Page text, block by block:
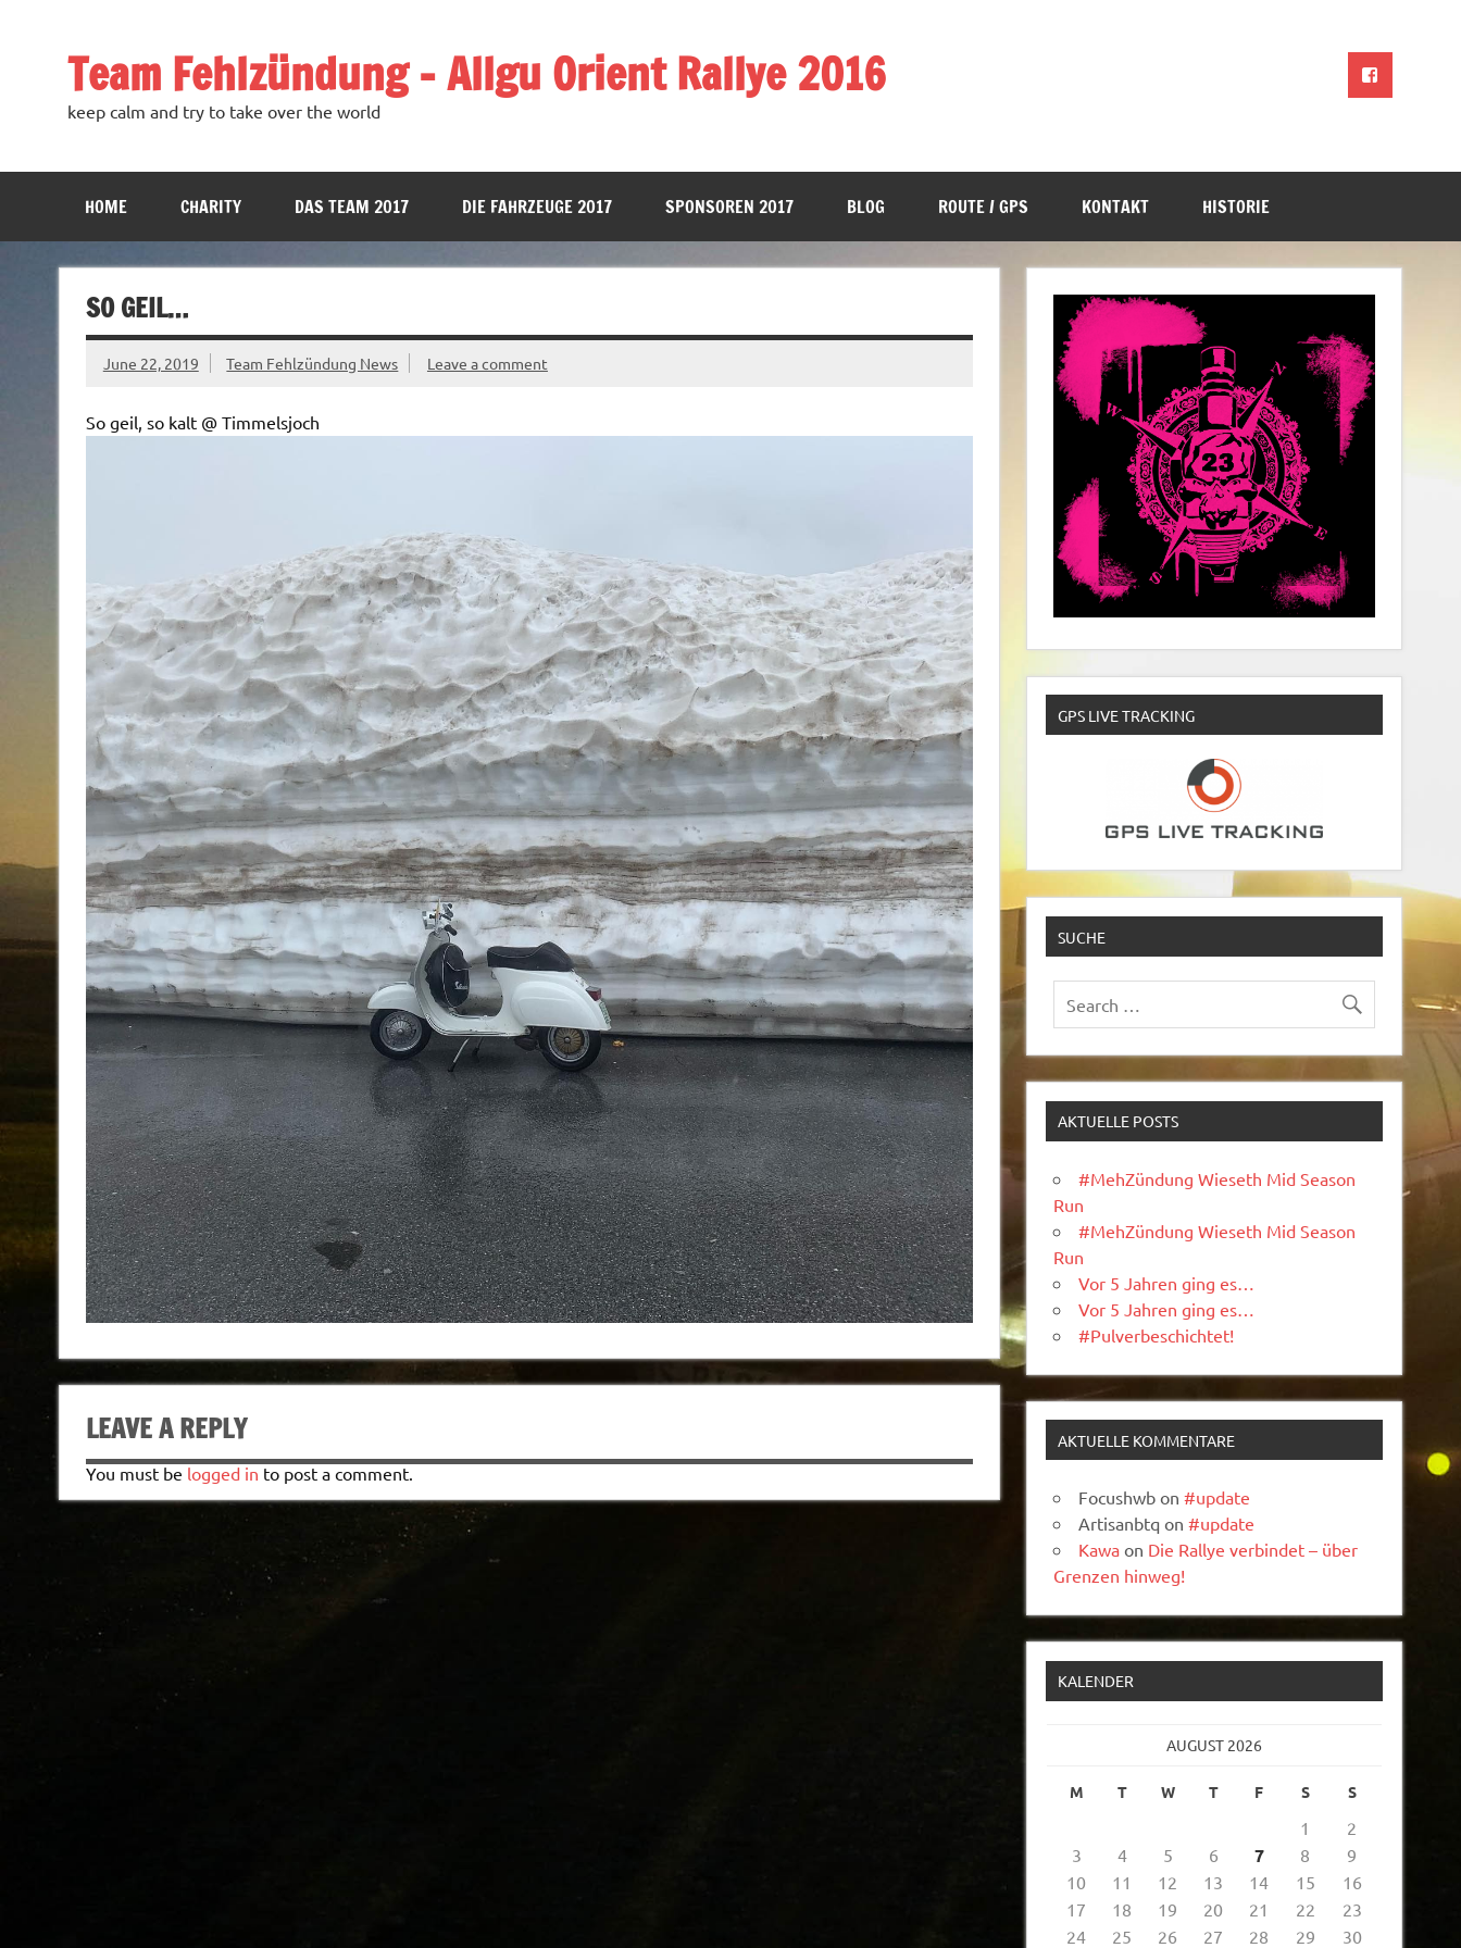
Team Fehlzündung – Allgu Orient Rallye 2016
keep calm and try to take over the world
HOME CHARITY DAS TEAM 2017 DIE FAHRZEUGE 2017 SPONSOREN 2017 BLOG ROUTE / GPS KONTAKT HISTORIE
SO GEIL…
June 22, 2019 Team Fehlzündung News Leave a comment
So geil, so kalt @ Timmelsjoch
LEAVE A REPLY
You must be logged in to post a comment.
GPS LIVE TRACKING
SUCHE
AKTUELLE POSTS
#MehZündung Wieseth Mid Season
Run
#MehZündung Wieseth Mid Season
Run
Vor 5 Jahren ging es…
Vor 5 Jahren ging es…
#Pulverbeschichtet!
AKTUELLE KOMMENTARE
Focushwb on#update
Artisanbtq on#update
Kawa on Die Rallye verbindet – über
Grenzen hinweg!
KALENDER
AUGUST 2026
M T W T F S S
1
2
3
4 5 6 7 8
9
10
11 12 13 14 15
16
17
18 19 20 21 22
23
24
25 26 27 28 29 30